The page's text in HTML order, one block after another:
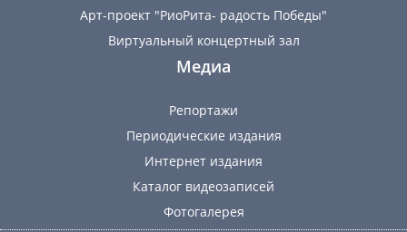
Арт-проект "РиоРита- радость Победы"
Виртуальный концертный зал
Медиа
Репортажи
Периодические издания
Интернет издания
Каталог видеозаписей
Фотогалерея